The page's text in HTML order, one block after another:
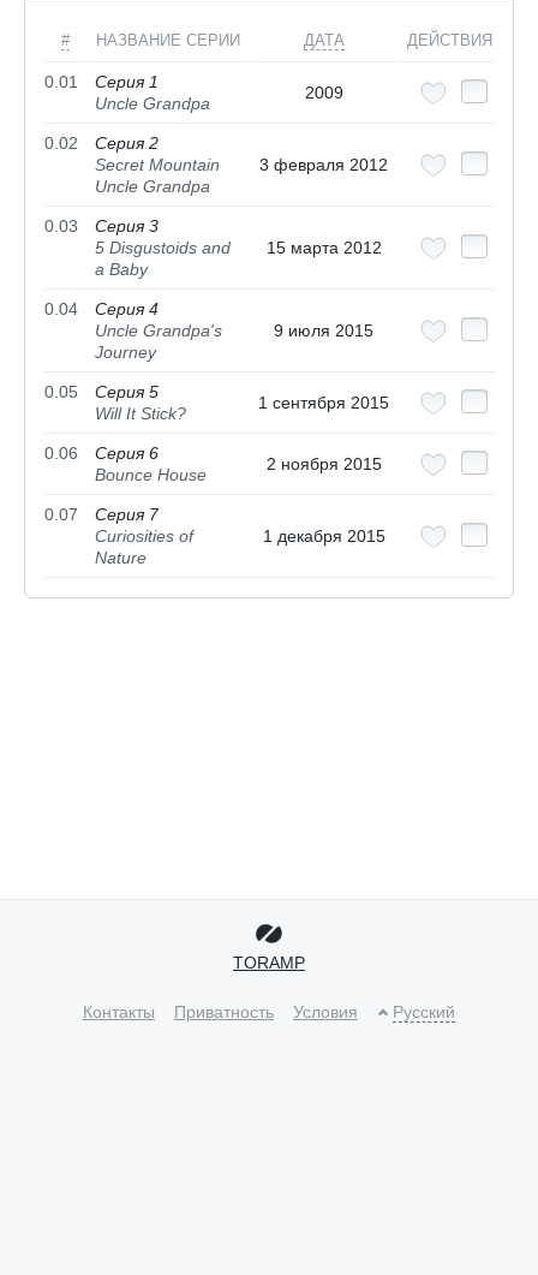
# НАЗВАНИЕ СЕРИИ ДАТА ДЕЙСТВИЯ
0.01
Серия 1
Uncle Grandpa
2009
0.02
Серия 2
Secret Mountain
Uncle Grandpa
3 февраля 2012
0.03
Серия 3
5 Disgustoids and
a Baby
15 марта 2012
0.04
Серия 4
Uncle Grandpa's
Journey
9 июля 2015
0.05
Серия 5
Will It Stick?
1 сентября 2015
0.06
Серия 6
Bounce House
2 ноября 2015
0.07
Серия 7
Curiosities of
Nature
1 декабря 2015
TORAMP
Контакты Приватность Условия Русский